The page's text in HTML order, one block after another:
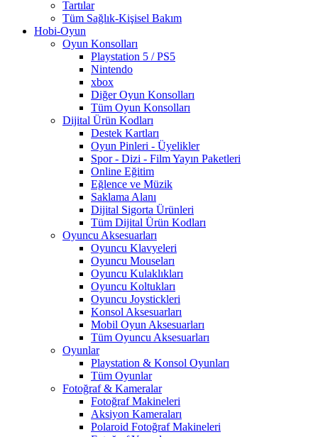
Tartılar
Tüm Sağlık-Kişisel Bakım
Hobi-Oyun
Oyun Konsolları
Playstation 5 / PS5
Nintendo
xbox
Diğer Oyun Konsolları
Tüm Oyun Konsolları
Dijital Ürün Kodları
Destek Kartları
Oyun Pinleri - Üyelikler
Spor - Dizi - Film Yayın Paketleri
Online Eğitim
Eğlence ve Müzik
Saklama Alanı
Dijital Sigorta Ürünleri
Tüm Dijital Ürün Kodları
Oyuncu Aksesuarları
Oyuncu Klavyeleri
Oyuncu Mouseları
Oyuncu Kulaklıkları
Oyuncu Koltukları
Oyuncu Joystickleri
Konsol Aksesuarları
Mobil Oyun Aksesuarları
Tüm Oyuncu Aksesuarları
Oyunlar
Playstation & Konsol Oyunları
Tüm Oyunlar
Fotoğraf & Kameralar
Fotoğraf Makineleri
Aksiyon Kameraları
Polaroid Fotoğraf Makineleri